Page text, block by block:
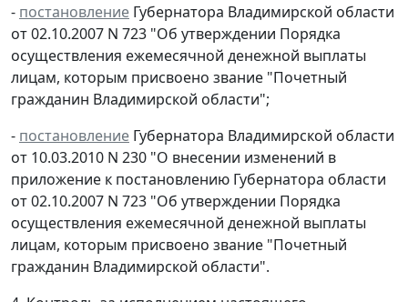
- постановление Губернатора Владимирской области
от 02.10.2007 N 723 "Об утверждении Порядка
осуществления ежемесячной денежной выплаты
лицам, которым присвоено звание "Почетный
гражданин Владимирской области";
- постановление Губернатора Владимирской области
от 10.03.2010 N 230 "О внесении изменений в
приложение к постановлению Губернатора области
от 02.10.2007 N 723 "Об утверждении Порядка
осуществления ежемесячной денежной выплаты
лицам, которым присвоено звание "Почетный
гражданин Владимирской области".